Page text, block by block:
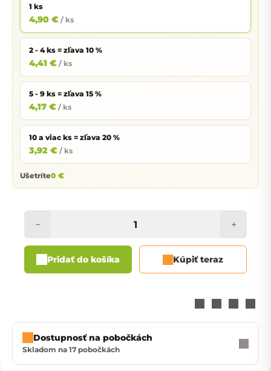
1 ks
4,90 € / ks
2 - 4 ks = zľava 10 %
4,41 € / ks
5 - 9 ks = zľava 15 %
4,17 € / ks
10 a viac ks = zľava 20 %
3,92 € / ks
Ušetríte0 €
+
−
Pridať do košíka Kúpiť teraz
Zavrieť
Dostupnosť na pobočkách
Skladom na 17 pobočkách